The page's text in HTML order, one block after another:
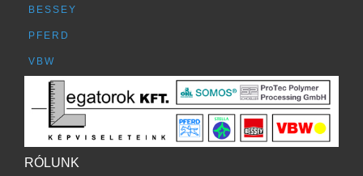
BESSEY
PFERD
VBW
RÓLUNK